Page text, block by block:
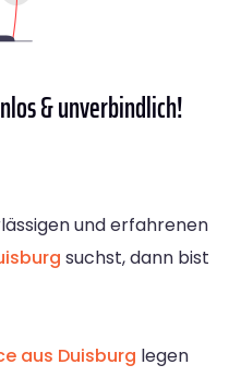
& unverbindlich!
und erfahrenen
suchst, dann bist
aus Duisburg legen